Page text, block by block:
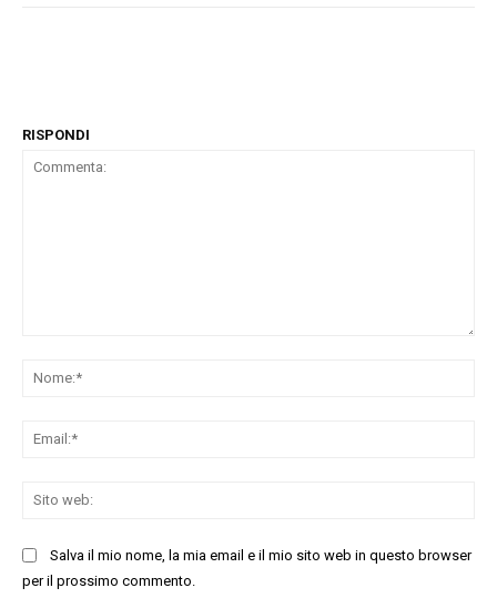
RISPONDI
Salva il mio nome, la mia email e il mio sito web in questo browser
per il prossimo commento.